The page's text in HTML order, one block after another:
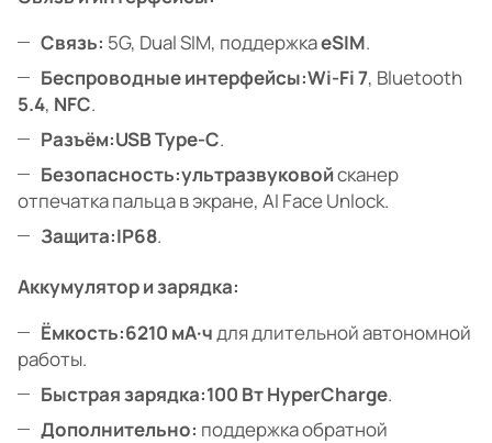
Связь: 5G, Dual SIM, поддержкаeSIM.
Беспроводные интерфейсы:Wi-Fi 7, Bluetooth
5.4, NFC.
Разъём:USB Type-C.
Безопасность:ультразвуковойсканер
отпечатка пальца в экране, AI Face Unlock.
Защита:IP68.
Аккумулятор и зарядка:
Ёмкость:6210 мА·чдля длительной автономной
работы.
Быстрая зарядка:100 Вт HyperCharge.
Дополнительно: поддержка обратной